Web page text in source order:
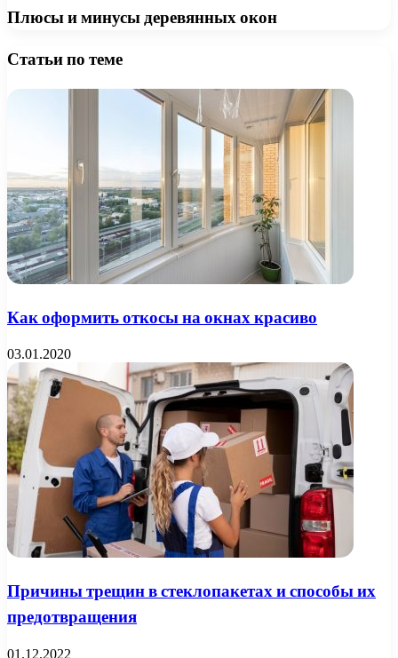
Плюсы и минусы деревянных окон
Статьи по теме
Как оформить откосы на окнах красиво
03.01.2020
Причины трещин в стеклопакетах и способы их
предотвращения
01.12.2022